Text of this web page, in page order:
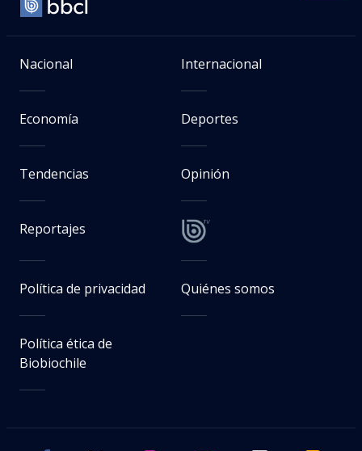
Nacional Internacional
Economía Deportes
Tendencias Opinión
Reportajes
Política de privacidad Quiénes somos
Política ética de
Biobiochile